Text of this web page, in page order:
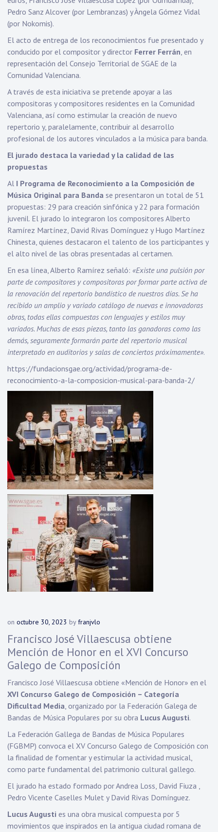
Pedro Sanz Alcover (por Lembranzas) y Àngela Gómez Vidal
(por Nokomis).
El acto de entrega de los reconocimientos fue presentado y
conducido por el compositor y director Ferrer Ferrán, en
representación del Consejo Territorial de SGAE de la
Comunidad Valenciana.
A través de esta iniciativa se pretende apoyar a las
compositoras y compositores residentes en la Comunidad
Valenciana, así como estimular la creación de nuevo
repertorio y, paralelamente, contribuir al desarrollo
profesional de los autores vinculados a la música para banda.
El jurado destaca la variedad y la calidad de las
propuestas
Al I Programa de Reconocimiento a la Composición de
Música Original para Banda se presentaron un total de 51
propuestas: 29 para creación sinfónica y 22 para formación
juvenil. El jurado lo integraron los compositores Alberto
Ramírez Martínez, David Rivas Domínguez y Hugo Martínez
Chinesta, quienes destacaron el talento de los participantes y
el alto nivel de las obras presentadas al certamen.
En esa línea, Alberto Ramírez señaló: «Existe una pulsión por
parte de compositores y compositoras por formar parte activa de
la renovación del repertorio bandístico de nuestros días. Se ha
recibido un amplio y variado catálogo de nuevas e innovadoras
obras, todas ellas compuestas con lenguajes y estilos muy
variados. Muchas de esas piezas, tanto las ganadoras como las
demás, seguramente formarán parte del repertorio musical
interpretado en auditorios y salas de conciertos próximamente».
https://fundacionsgae.org/actividad/programa-de-
reconocimiento-a-la-composicion-musical-para-banda-2/
on octubre 30, 2023 byfranjvlo
Francisco José Villaescusa obtiene
Mención de Honor en el XVI Concurso
Galego de Composición
Francisco José Villaescusa obtiene «Mención de Honor» en el
XVI Concurso Galego de Composición – Categoría
Dificultad Media, organizado por la Federación Galega de
Bandas de Música Populares por su obra Lucus Augusti.
La Federación Gallega de Bandas de Música Populares
(FGBMP) convoca el XV Concurso Galego de Composición con
la finalidad de fomentar y estimular la actividad musical,
como parte fundamental del patrimonio cultural gallego.
El jurado ha estado formado por Andrea Loss, David Fiuza ,
Pedro Vicente Caselles Mulet y David Rivas Domínguez.
Lucus Augusti es una obra musical compuesta por 5
movimientos que inspirados en la antigua ciudad romana de